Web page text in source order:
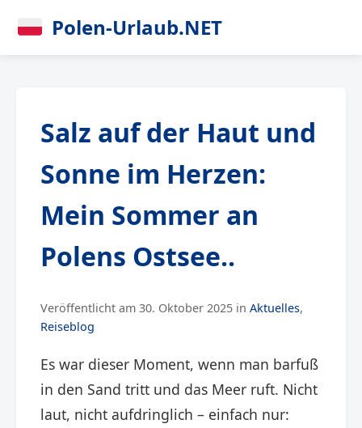
Polen-Urlaub.NET
Salz auf der Haut und
Sonne im Herzen:
Mein Sommer an
Polens Ostsee..
Veröffentlicht am 30. Oktober 2025 in Aktuelles,
Reiseblog
Es war dieser Moment, wenn man barfuß
in den Sand tritt und das Meer ruft. Nicht
laut, nicht aufdringlich – einfach nur: